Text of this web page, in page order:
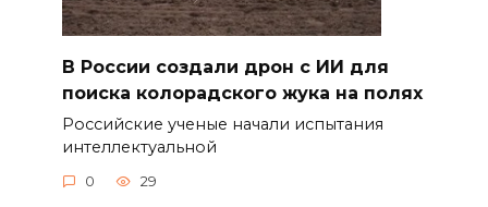
В России создали дрон с ИИ для
поиска колорадского жука на полях
Российские ученые начали испытания
интеллектуальной
0 29